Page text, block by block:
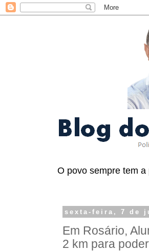
O povo sempre tem a
sexta-feira, 7 de
Em Rosário,
2 km para